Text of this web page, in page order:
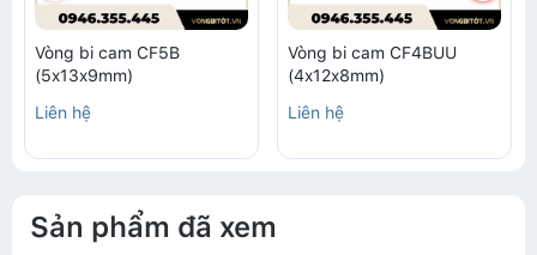
Vòng bi cam CF5B
(5x13x9mm)
Liên hệ
Vòng bi cam CF4BUU
(4x12x8mm)
Liên hệ
Sản phẩm đã xem